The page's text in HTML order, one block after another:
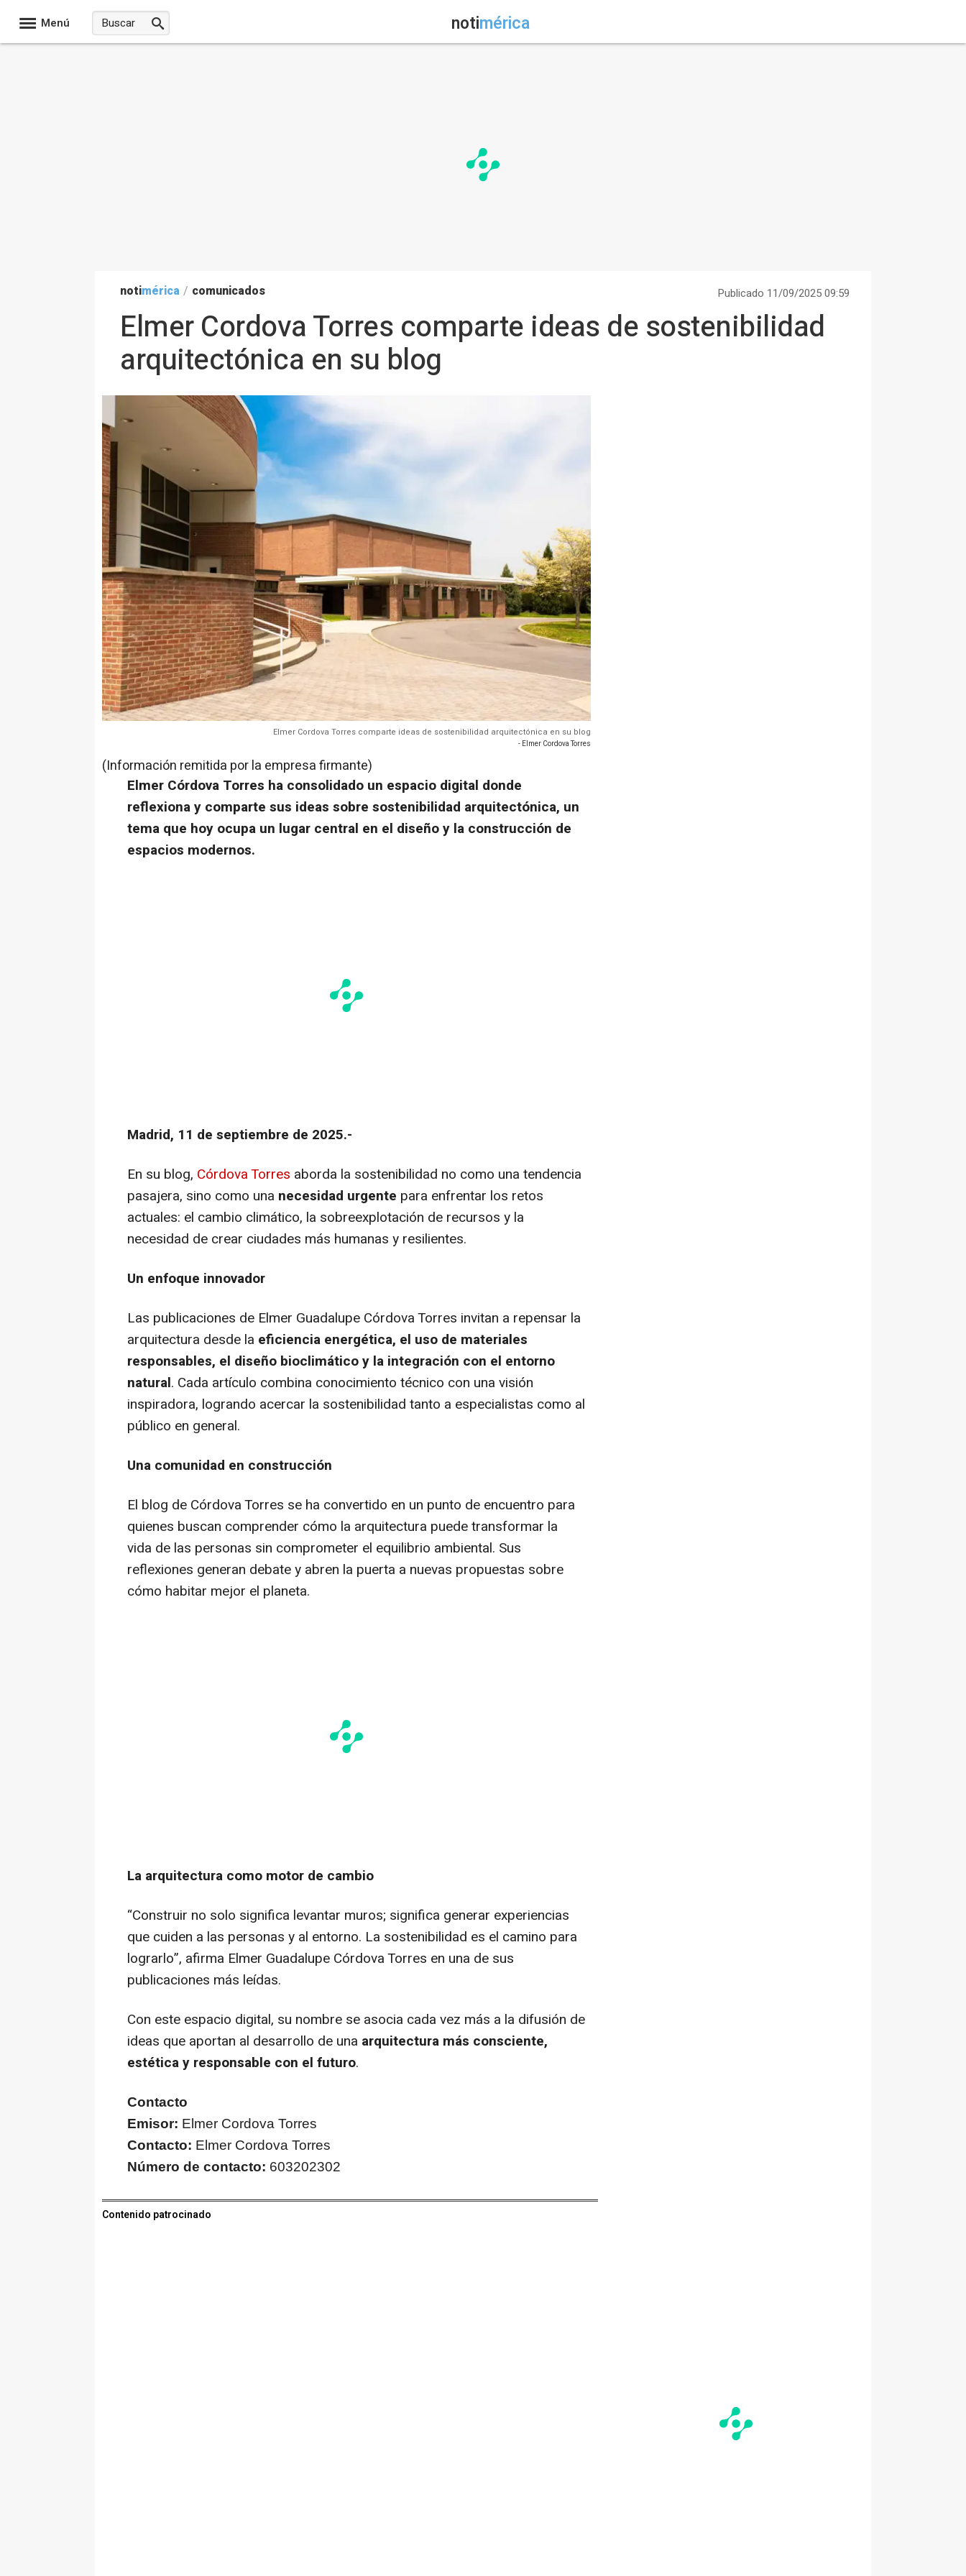
Menú notimérica
notimérica / comunicados Publicado 11/09/2025 09:59
Elmer Cordova Torres comparte ideas de sostenibilidad
arquitectónica en su blog
Elmer Cordova Torres comparte ideas de sostenibilidad arquitectónica en su blog
- Elmer Cordova Torres
(Información remitida por la empresa firmante)
Elmer Córdova Torres ha consolidado un espacio digital donde
reflexiona y comparte sus ideas sobre sostenibilidad arquitectónica, un
tema que hoy ocupa un lugar central en el diseño y la construcción de
espacios modernos.
Madrid, 11 de septiembre de 2025.-
En su blog, Córdova Torres aborda la sostenibilidad no como una tendencia
pasajera, sino como una necesidad urgente para enfrentar los retos
actuales: el cambio climático, la sobreexplotación de recursos y la
necesidad de crear ciudades más humanas y resilientes.
Un enfoque innovador
Las publicaciones de Elmer Guadalupe Córdova Torres invitan a repensar la
arquitectura desde la eficiencia energética, el uso de materiales
responsables, el diseño bioclimático y la integración con el entorno
natural. Cada artículo combina conocimiento técnico con una visión
inspiradora, logrando acercar la sostenibilidad tanto a especialistas como al
público en general.
Una comunidad en construcción
El blog de Córdova Torres se ha convertido en un punto de encuentro para
quienes buscan comprender cómo la arquitectura puede transformar la
vida de las personas sin comprometer el equilibrio ambiental. Sus
reflexiones generan debate y abren la puerta a nuevas propuestas sobre
cómo habitar mejor el planeta.
La arquitectura como motor de cambio
“Construir no solo significa levantar muros; significa generar experiencias
que cuiden a las personas y al entorno. La sostenibilidad es el camino para
lograrlo”, afirma Elmer Guadalupe Córdova Torres en una de sus
publicaciones más leídas.
Con este espacio digital, su nombre se asocia cada vez más a la difusión de
ideas que aportan al desarrollo de una arquitectura más consciente,
estética y responsable con el futuro.
Contacto
Emisor: Elmer Cordova Torres
Contacto: Elmer Cordova Torres
Número de contacto: 603202302
Contenido patrocinado